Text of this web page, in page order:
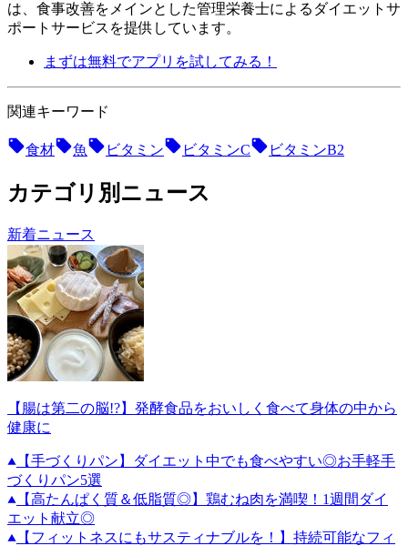
は、食事改善をメインとした管理栄養士によるダイエットサ
ポートサービスを提供しています。
まずは無料でアプリを試してみる！
関連キーワード
食材 魚 ビタミン ビタミンC ビタミンB2
カテゴリ別ニュース
新着ニュース
【腸は第二の脳!?】発酵食品をおいしく食べて身体の中から
健康に
【手づくりパン】ダイエット中でも食べやすい◎お手軽手
づくりパン5選
【高たんぱく質＆低脂質◎】鶏むね肉を満喫！1週間ダイ
エット献立◎
【フィットネスにもサスティナブルを！】持続可能なフィ